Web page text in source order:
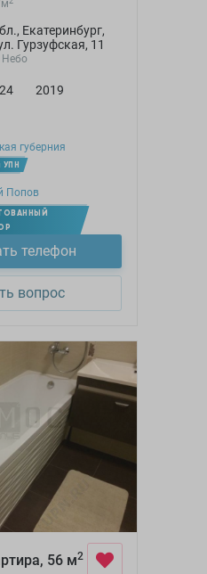
м
Екатеринбург,
Гурзуфская, 11
2019
губерния
УПН
Попов
телефон
вопрос
56 м2